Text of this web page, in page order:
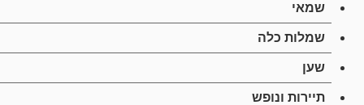
שמאי
שמלות כלה
שען
תיירות ונופש